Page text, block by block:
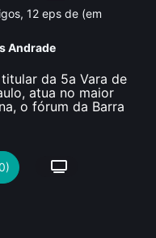
12 eps de (em
Andrade
da 5a Vara de
atua no maior
o fórum da Barra